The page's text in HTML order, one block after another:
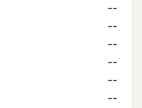
--
--
--
--
--
--